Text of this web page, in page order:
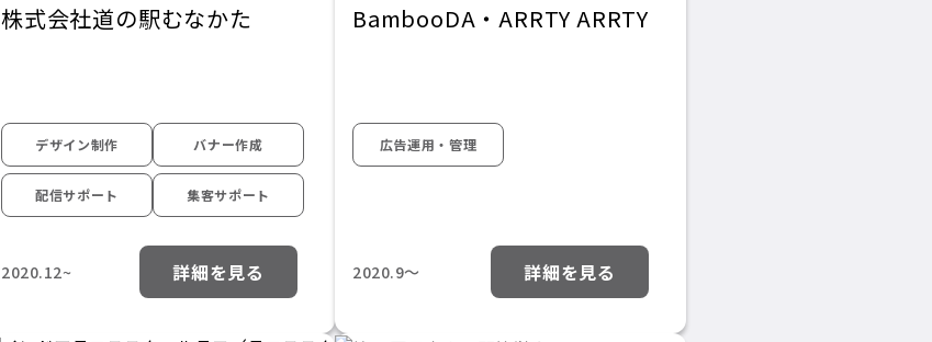
株式会社道の駅むなかた
デザイン制作 バナー作成
配信サポート 集客サポート
2020.12~ 詳細を見る
BambooDA・ARRTY ARRTY
広告運用・管理
2020.9〜 詳細を見る